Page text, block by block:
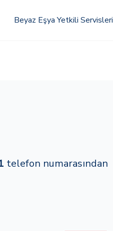
Beyaz Eşya Yetkili Servisleri
telefon numarasından